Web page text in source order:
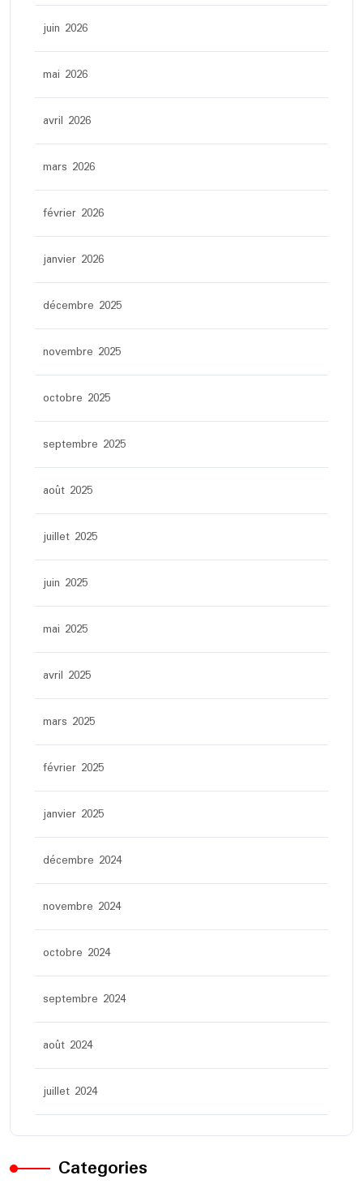
juin 2026
mai 2026
avril 2026
mars 2026
février 2026
janvier 2026
décembre 2025
novembre 2025
octobre 2025
septembre 2025
août 2025
juillet 2025
juin 2025
mai 2025
avril 2025
mars 2025
février 2025
janvier 2025
décembre 2024
novembre 2024
octobre 2024
septembre 2024
août 2024
juillet 2024
Categories